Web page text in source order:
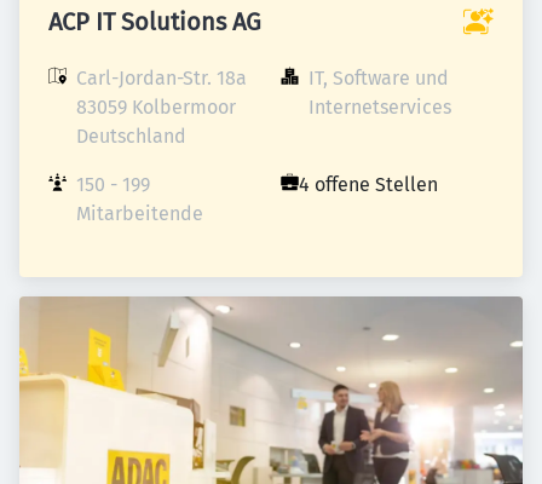
ACP IT Solutions AG
Carl-Jordan-Str. 18a
83059 Kolbermoor
Deutschland
IT, Software und
Internetservices
150 - 199
Mitarbeitende
4 offene Stellen